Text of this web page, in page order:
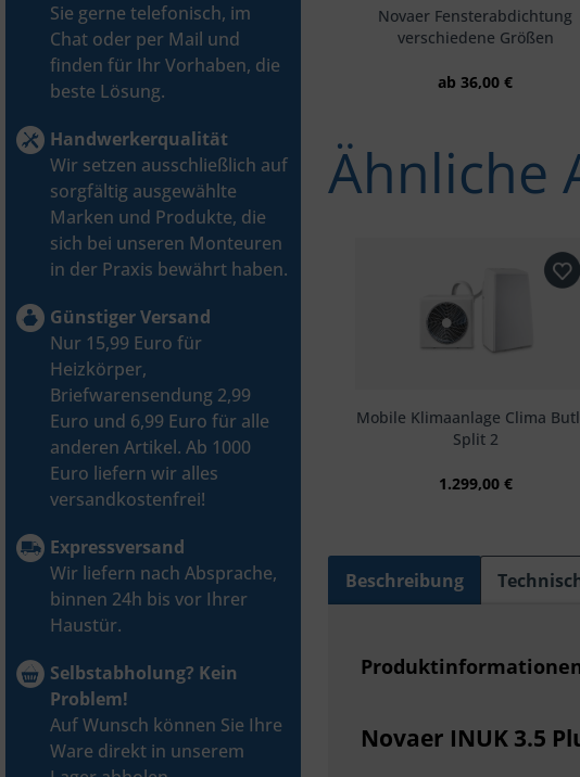
Sie gerne telefonisch, im
Chat oder per Mail und
finden für Ihr Vorhaben, die
beste Lösung.
Handwerkerqualität
Wir setzen ausschließlich auf
sorgfältig ausgewählte
Marken und Produkte, die
sich bei unseren Monteuren
in der Praxis bewährt haben.
Günstiger Versand
Nur 15,99 Euro für
Heizkörper,
Briefwarensendung 2,99
Euro und 6,99 Euro für alle
anderen Artikel. Ab 1000
Euro liefern wir alles
versandkostenfrei!
Expressversand
Wir liefern nach Absprache,
binnen 24h bis vor Ihrer
Haustür.
Selbstabholung? Kein
Problem!
Auf Wunsch können Sie Ihre
Ware direkt in unserem
Novaer Fensterabdichtung
verschiedene Größen
ab 36,00 €
Ähnliche
Mobile Klimaanlage Clima
Split 2
1.299,00 €
Beschreibung
Novaer INUK 3.5